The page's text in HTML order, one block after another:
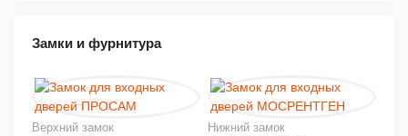
Замки и фурнитура
Верхний замок Нижний замок